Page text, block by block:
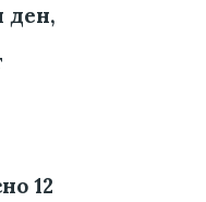
ден,
12